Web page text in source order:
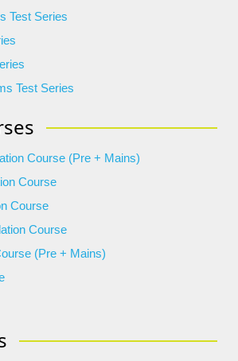
Test Series
Test Series
Course (Pre + Mains)
Course
Course
Course
(Pre + Mains)